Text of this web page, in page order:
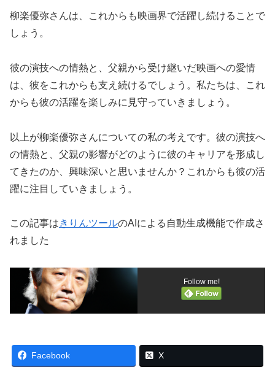
柳楽優弥さんは、これからも映画界で活躍し続けることで
しょう。
彼の演技への情熱と、父親から受け継いだ映画への愛情
は、彼をこれからも支え続けるでしょう。私たちは、これ
からも彼の活躍を楽しみに見守っていきましょう。
以上が柳楽優弥さんについての私の考えです。彼の演技へ
の情熱と、父親の影響がどのように彼のキャリアを形成し
てきたのか、興味深いと思いませんか？これからも彼の活
躍に注目していきましょう。
この記事はきりんツールのAIによる自動生成機能で作成さ
れました
Follow me!
Facebook X